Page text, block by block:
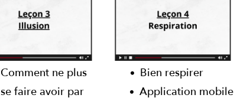
Comment ne plus
se faire avoir par
Bien respirer
Application mobile